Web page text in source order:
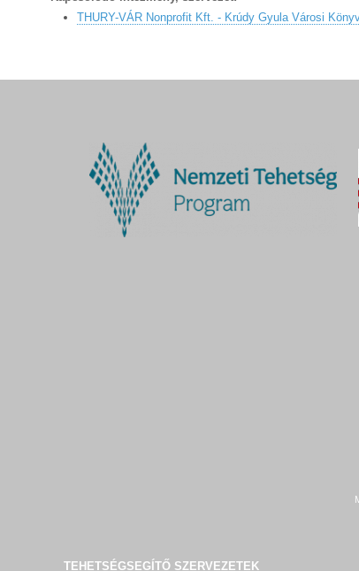
THURY-VÁR Nonprofit Kft. - Krúdy Gyula Városi
TEHETSÉGSEGÍTŐ SZERVEZETEK